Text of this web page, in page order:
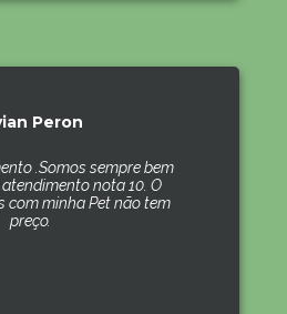
Peron
.Somos sempre bem
nota 10. O
com minha Pet não tem
preço.